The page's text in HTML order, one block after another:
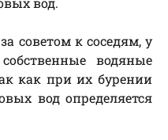
советом к соседям, у
водяные
как при их бурении
вод определяется